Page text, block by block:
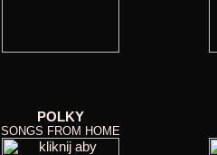
POLKY
SONGS FROM HOME